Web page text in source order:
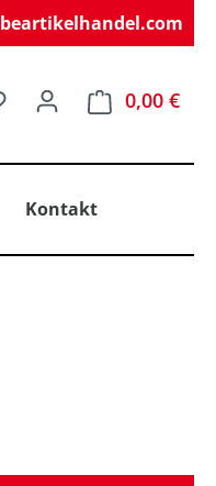
Du hast 0 Produkte auf
0,00 €
Kontakt